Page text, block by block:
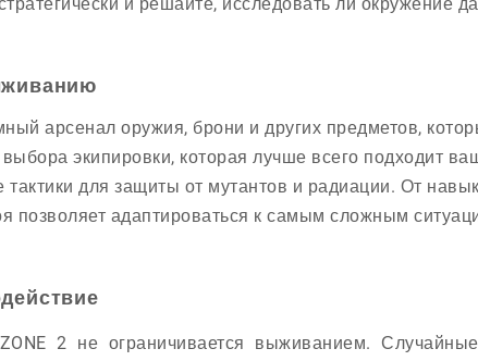
арсенал оружия, брони и других предметов,
экипировки, которая лучше всего подходит
тактики для защиты от мутантов и радиации. От
позволяет адаптироваться к самым сложным
2 не ограничивается выживанием.